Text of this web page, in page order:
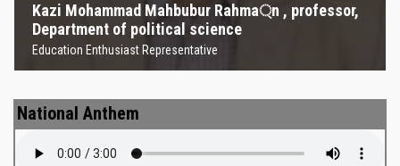
Kazi Mohammad Mahbubur Rahma্‌n , professor,
Department of political science
Education Enthusiast Representative
National Anthem